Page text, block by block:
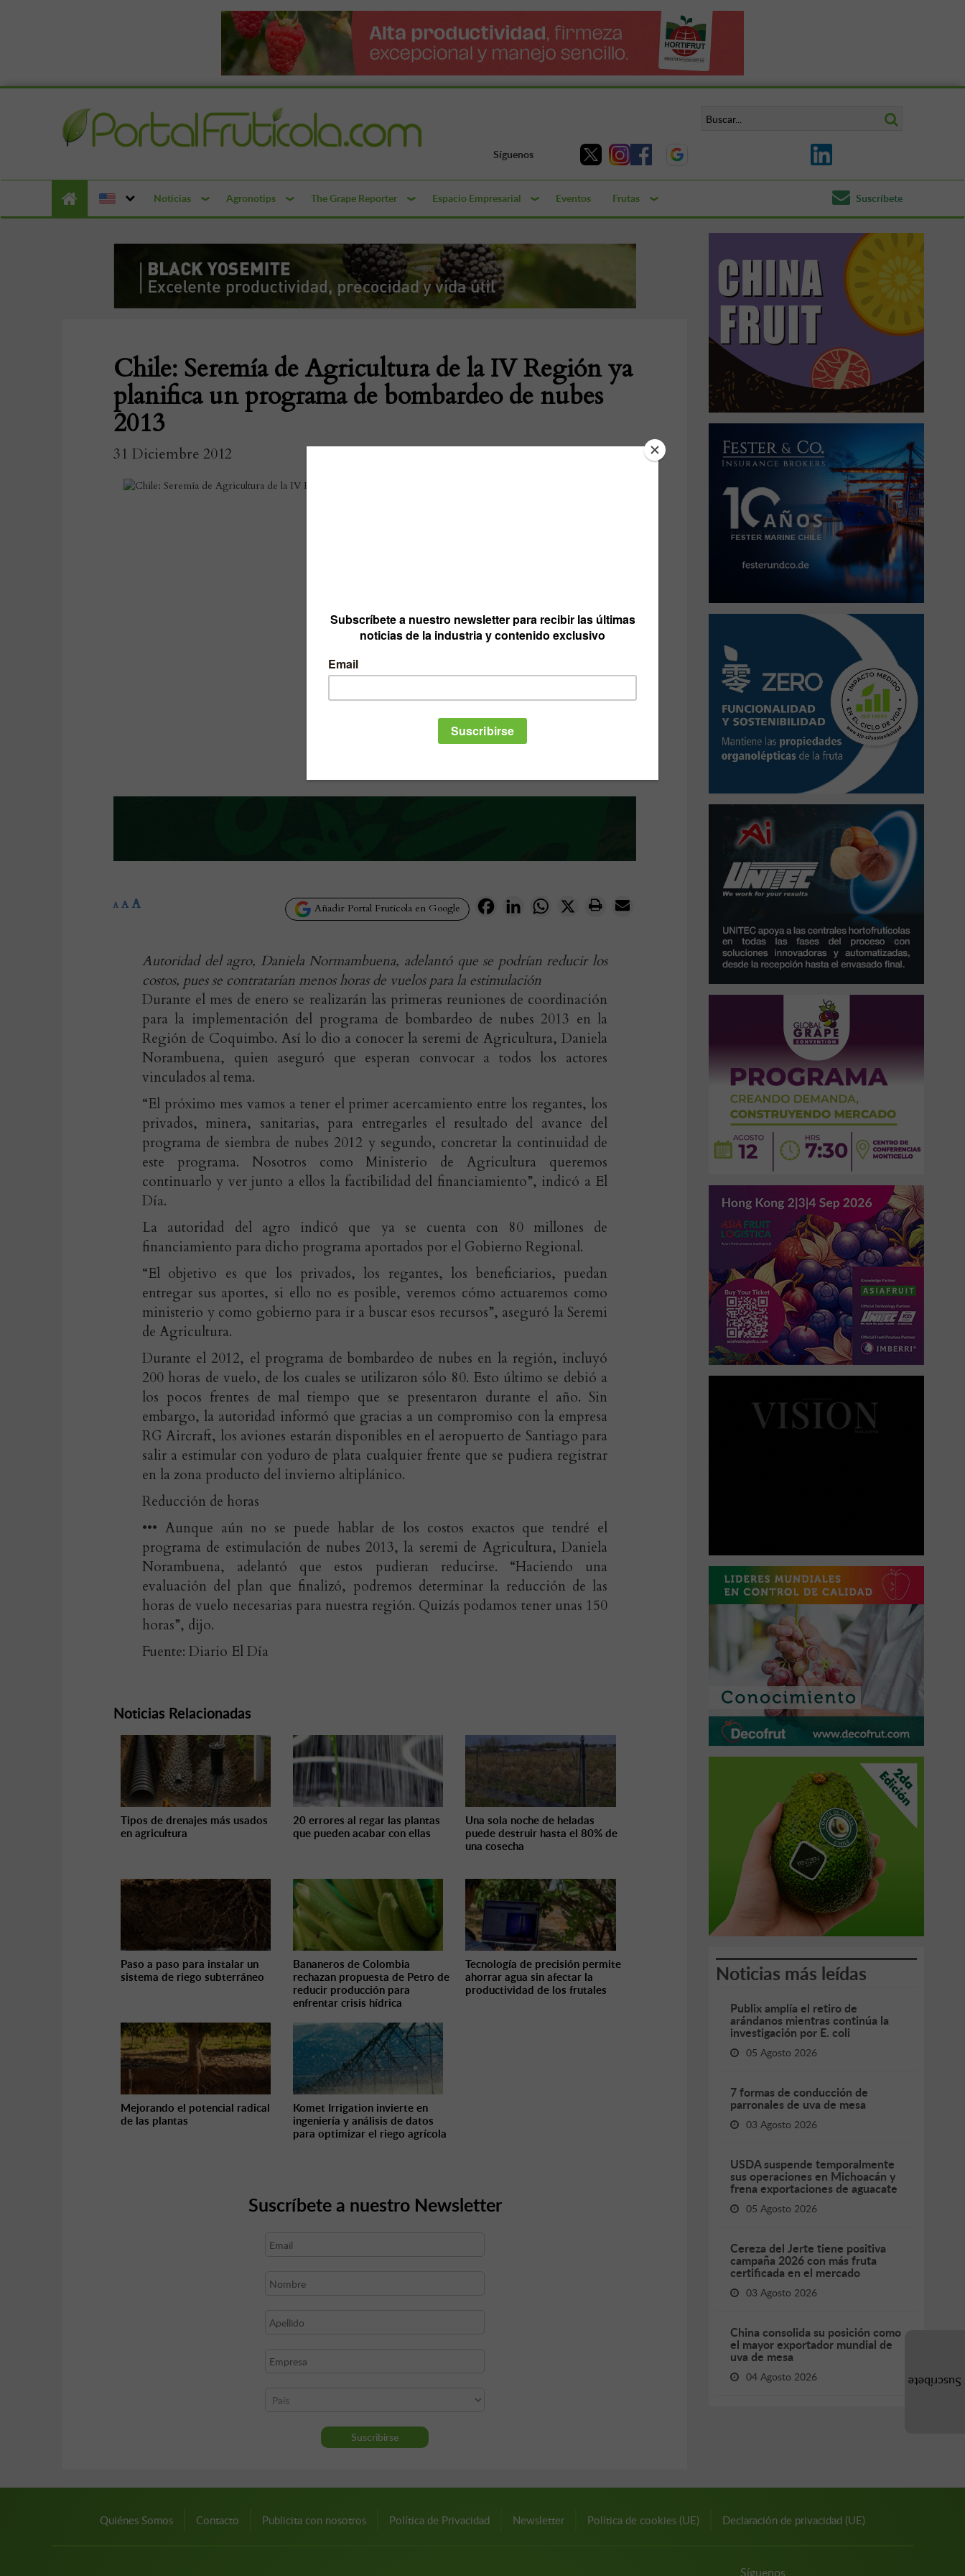
Síguenos
Noticias Agronotips The Grape Reporter Espacio Empresarial Eventos Frutas Suscríbete
Chile: Seremía de Agricultura de la IV Región ya
planifica un programa de bombardeo de nubes
2013
31 Diciembre 2012
Añadir Portal Frutícola en Google FacebookLinkedInWhatsApp
X
A A A
Autoridad del agro, Daniela Normambuena, adelantó que se podrían reducir los
costos, pues se contratarían menos horas de vuelos para la estimulación
Durante el mes de enero se realizarán las primeras reuniones de coordinación
para la implementación del programa de bombardeo de nubes 2013 en la
Región de Coquimbo. Así lo dio a conocer la seremi de Agricultura, Daniela
Norambuena, quien aseguró que esperan convocar a todos los actores
vinculados al tema.
“El próximo mes vamos a tener el primer acercamiento entre los regantes, los
privados, minera, sanitarias, para entregarles el resultado del avance del
programa de siembra de nubes 2012 y segundo, concretar la continuidad de
este programa. Nosotros como Ministerio de Agricultura queremos
continuarlo y ver junto a ellos la factibilidad del financiamiento”, indicó a El
Día.
La autoridad del agro indicó que ya se cuenta con 80 millones de
financiamiento para dicho programa aportados por el Gobierno Regional.
“El objetivo es que los privados, los regantes, los beneficiarios, puedan
entregar sus aportes, si ello no es posible, veremos cómo actuaremos como
ministerio y como gobierno para ir a buscar esos recursos”, aseguró la Seremi
de Agricultura.
Durante el 2012, el programa de bombardeo de nubes en la región, incluyó
200 horas de vuelo, de los cuales se utilizaron sólo 80. Esto último se debió a
los pocos frentes de mal tiempo que se presentaron durante el año. Sin
embargo, la autoridad informó que gracias a un compromiso con la empresa
RG Aircraft, los aviones estarán disponibles en el aeropuerto de Santiago para
salir a estimular con yoduro de plata cualquier frente que se pudiera registrar
en la zona producto del invierno altiplánico.
Reducción de horas
••• Aunque aún no se puede hablar de los costos exactos que tendré el
programa de estimulación de nubes 2013, la seremi de Agricultura, Daniela
Norambuena, adelantó que estos pudieran reducirse. “Haciendo una
evaluación del plan que finalizó, podremos determinar la reducción de las
horas de vuelo necesarias para nuestra región. Quizás podamos tener unas 150
horas”, dijo.
Fuente: Diario El Día
Noticias Relacionadas
Tipos de drenajes más usados
en agricultura
20 errores al regar las plantas
que pueden acabar con ellas
Una sola noche de heladas
puede destruir hasta el 80% de
una cosecha
Paso a paso para instalar un
sistema de riego subterráneo
Bananeros de Colombia
rechazan propuesta de Petro de
reducir producción para
enfrentar crisis hídrica
Tecnología de precisión permite
ahorrar agua sin afectar la
productividad de los frutales
Mejorando el potencial radical
de las plantas
Komet Irrigation invierte en
ingeniería y análisis de datos
para optimizar el riego agrícola
Suscríbete a nuestro Newsletter
Noticias más leídas
Publix amplía el retiro de
arándanos mientras continúa la
investigación por E. coli
05 Agosto 2026
7 formas de conducción de
parronales de uva de mesa
03 Agosto 2026
USDA suspende temporalmente
sus operaciones en Michoacán y
frena exportaciones de aguacate
05 Agosto 2026
Cereza del Jerte tiene positiva
campaña 2026 con más fruta
certificada en el mercado
03 Agosto 2026
China consolida su posición como
el mayor exportador mundial de
uva de mesa
04 Agosto 2026
Quiénes Somos Contacto Publicita con nosotros Política de Privacidad Newsletter Política de cookies (UE) Declaración de privacidad (UE)
Síguenos
Suscríbete